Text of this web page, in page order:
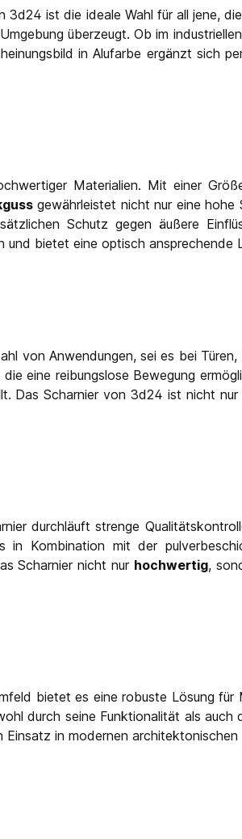
ist die ideale Wahl für all jene,
überzeugt. Ob im
in Alufarbe ergänzt sich
Materialien. Mit einer
gewährleistet nicht nur eine hohe
Schutz gegen äußere
und bietet eine optisch ansprechende
von Anwendungen, sei es bei
eine reibungslose Bewegung
Das Scharnier von 3d24 ist nicht
durchläuft strenge
in Kombination mit der
Scharnier nicht nur hochwertig,
bietet es eine robuste Lösung für
durch seine Funktionalität als auch
in modernen